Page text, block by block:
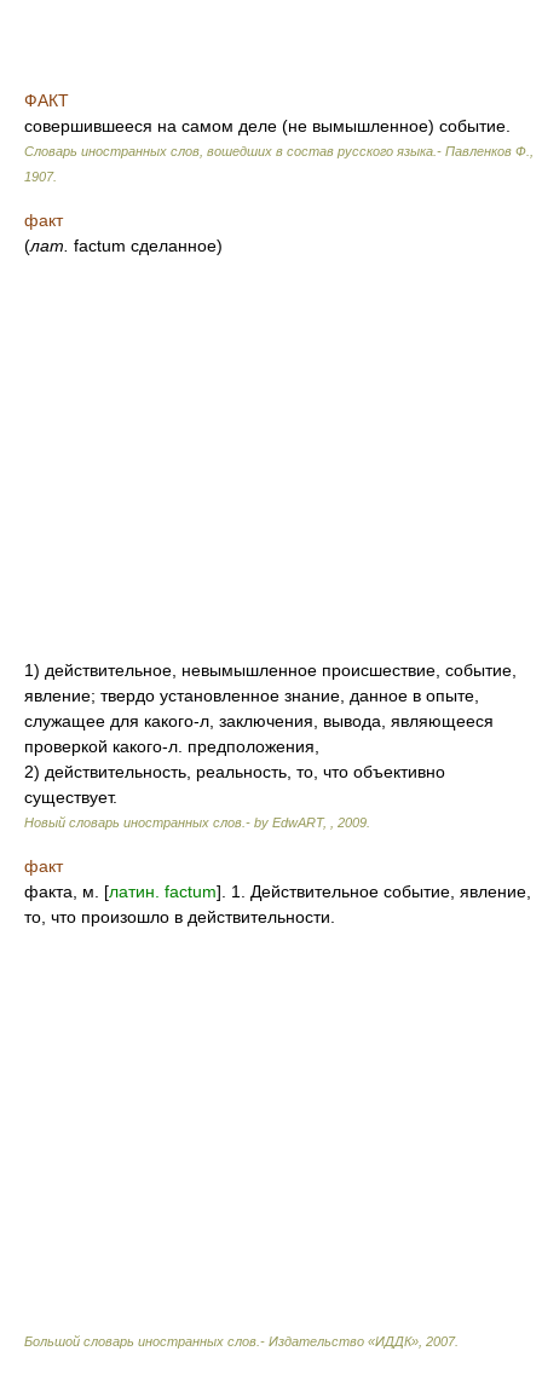
ФАКТ
совершившееся на самом деле (не вымышленное) событие.
Словарь иностранных слов, вошедших в состав русского языка.- Павленков Ф.
1907.
факт
(лат. factum сделанное)
1) действительное, невымышленное происшествие, событие,
явление; твердо установленное знание, данное в опыте,
служащее для какого-л, заключения, вывода, являющееся
проверкой какого-л. предположения,
2) действительность, реальность, то, что объективно
существует.
Новый словарь иностранных слов.- by EdwART, 2009
факт
факта, м. [латин. factum]. 1. Действительное событие, явление,
то, что произошло в действительности.
Большой словарь иностранных слов.- Издательство «ИДДК» 2007.